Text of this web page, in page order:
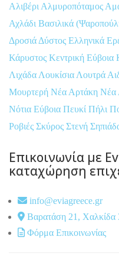
Αλιβέρι Αλμυροπόταμος
Αχλάδι Βασιλικά
Δροσιά Δύστος Ελληνικά
Κάρυστος Κεντρική Εύβοια
Λιχάδα Λουκίσια Λουτρά
Μουρτερή Νέα Αρτάκη Νέα
Νότια Εύβοια Πευκί Πήλι
Ροβιές Σκύρος Στενή
Επικοινωνία με
καταχώρηση
info@eviagreece.gr
Βαρατάση 21, Χαλκίδα
Φόρμα Επικοινωνίας